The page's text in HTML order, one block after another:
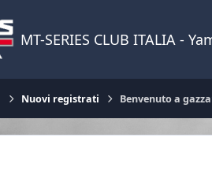
MT-SERIES CLUB ITALIA -
Nuovi registrati Benvenuto a